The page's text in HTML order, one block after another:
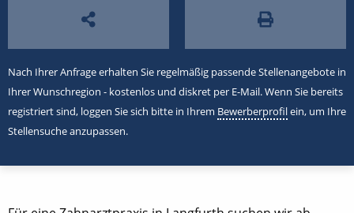
Nach Ihrer Anfrage erhalten Sie regelmäßig passende Stellenangebote in
Ihrer Wunschregion - kostenlos und diskret per E-Mail. Wenn Sie bereits
registriert sind, loggen Sie sich bitte in Ihrem Bewerberprofilein, um Ihre
Stellensuche anzupassen.